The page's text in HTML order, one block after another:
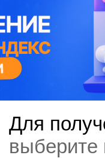
Для
выберите